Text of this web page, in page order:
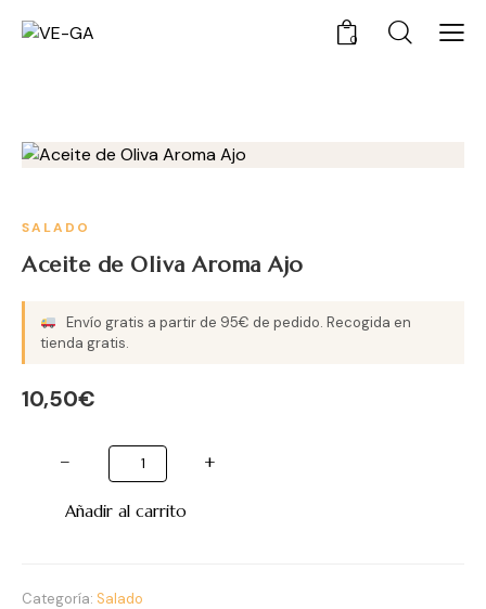
0
SALADO
Aceite de Oliva Aroma Ajo
Envío gratis a partir de 95€ de pedido. Recogida en
tienda gratis.
10,50€
− +
Añadir al carrito
Categoría: Salado